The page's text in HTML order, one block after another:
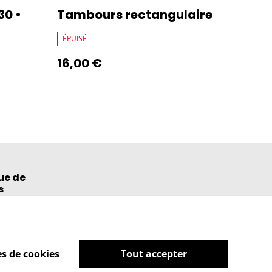
•
Tambours rectangulaire
ÉPUISÉ
16,00 €
de
Tout accepter
de cookies